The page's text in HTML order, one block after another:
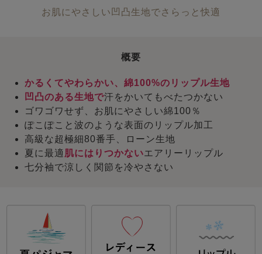
お肌にやさしい凹凸生地でさらっと快適
概要
かるくてやわらかい、綿100%のリップル生地
凹凸のある生地で汗をかいてもべたつかない
ゴワゴワせず、お肌にやさしい綿100％
ぽこぽこと波のような表面のリップル加工
高級な超極細80番手、ローン生地
夏に最適肌にはりつかないエアリーリップル
七分袖で涼しく関節を冷やさない